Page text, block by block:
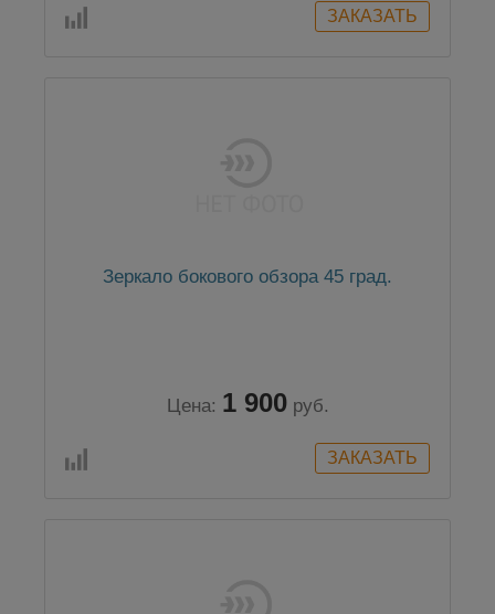
Зеркало бокового обзора 45 град.
Цена: 1 900 руб.